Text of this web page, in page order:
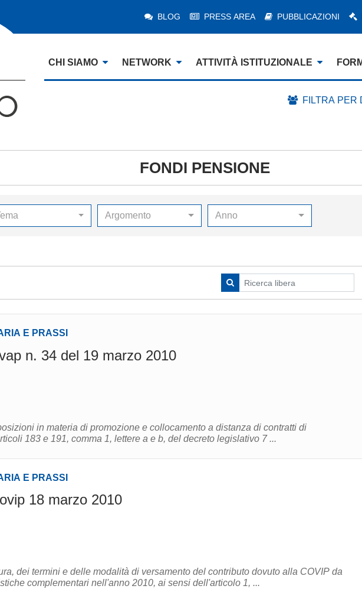
BLOG PRESS AREA PUBBLICAZIONI
CHI SIAMO NETWORK ATTIVITÀ ISTITUZIONALE
FILTRA PER
FONDI PENSIONE
Argomento Anno
E PRASSI
n. 34 del 19 marzo 2010
in materia di promozione e collocamento a distanza di contratti di
183 e 191, comma 1, lettere a e b, del decreto legislativo 7 ...
E PRASSI
18 marzo 2010
dei termini e delle modalità di versamento del contributo dovuto alla COVIP da
complementari nell'anno 2010, ai sensi dell'articolo 1, ...